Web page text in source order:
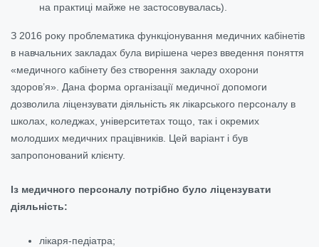
на практиці майже не застосовувалась).
З 2016 року проблематика функціонування медичних кабінетів
в навчальних закладах була вирішена через введення поняття
«медичного кабінету без створення закладу охорони
здоров’я». Дана форма організації медичної допомоги
дозволила ліцензувати діяльність як лікарського персоналу в
школах, коледжах, університетах тощо, так і окремих
молодших медичних працівників. Цей варіант і був
запропонований клієнту.
Із медичного персоналу потрібно було ліцензувати
діяльність:
лікаря-педіатра;